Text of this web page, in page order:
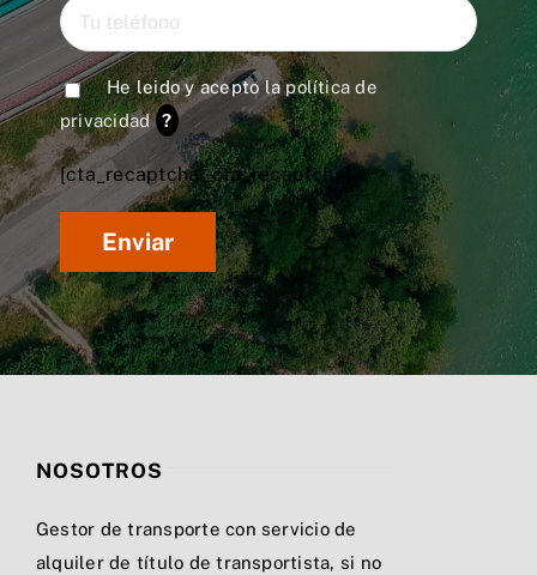
He leido y acepto lapolítica de
privacidad ?
[cta_recaptcha* cta_recaptcha]
NOSOTROS
Gestor de transporte con servicio de
alquiler de título de transportista, si no